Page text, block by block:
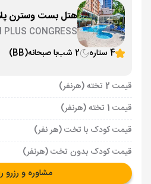
هتل بست وسترن
CONGRESS
4 ستاره
2 شب با صبحانه(BB)
قیمت 2 تخته (هرنفر)
قیمت 1 تخته (هرنفر)
قیمت کودک با تخت (هر نفر)
قیمت کودک بدون تخت (هرنفر)
مشاوره و رزرو